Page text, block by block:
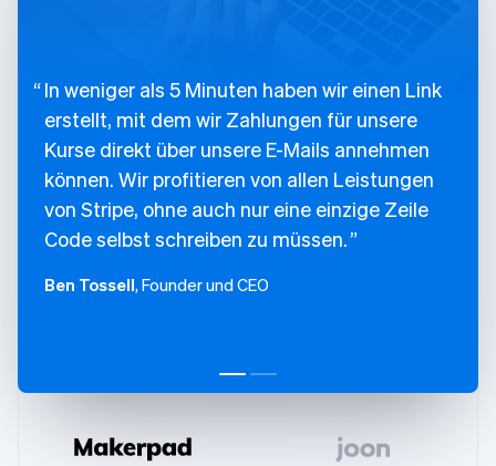
In weniger als 5 Minuten haben wir einen Link
erstellt, mit dem wir Zahlungen für unsere
Kurse direkt über unsere E-Mails annehmen
können. Wir profitieren von allen Leistungen
von Stripe, ohne auch nur eine einzige Zeile
Code selbst schreiben zu müssen.
Ben Tossell, Founder und CEO